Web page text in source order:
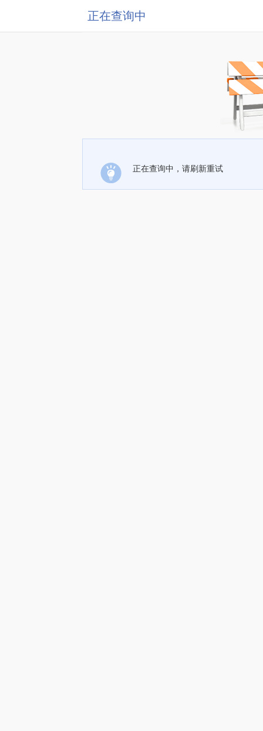
正在查询中
正在查询中，请刷新重试